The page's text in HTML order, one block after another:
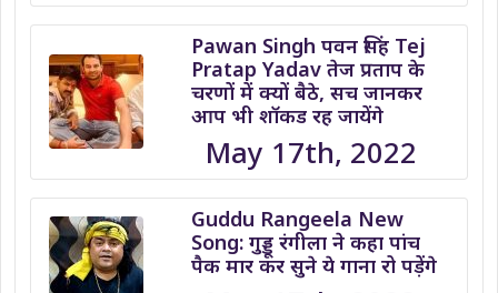
Pawan Singh पवन सिंह Tej
Pratap Yadav तेज प्रताप के
चरणों में क्यों बैठे, सच जानकर
आप भी शॉकड रह जायेंगे
May 17th, 2022
Guddu Rangeela New
Song: गुड्डू रंगीला ने कहा पांच
पैक मार कर सुने ये गाना रो पड़ेंगे